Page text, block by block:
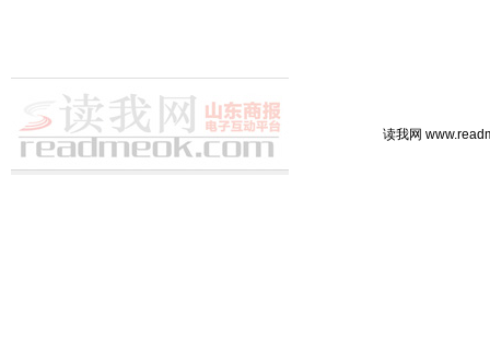
读我网